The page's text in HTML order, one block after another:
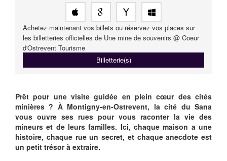
Achetez maintenant vos billets ou réservez vos places sur
les billetteries officielles de Une mine de souvenirs @ Coeur
d'Ostrevent Tourisme
Billetterie(s)
Prêt pour une visite guidée en plein cœur des cités
minières ? À Montigny-en-Ostrevent, la cité du Sana
vous ouvre ses rues pour vous raconter la vie des
mineurs et de leurs familles. Ici, chaque maison a une
histoire, chaque rue un secret, et chaque anecdote est
un petit trésor à extraire.